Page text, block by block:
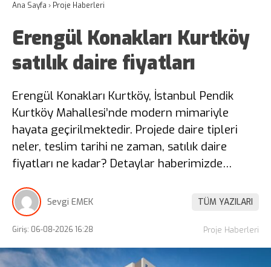
Ana Sayfa › Proje Haberleri
Erengül Konakları Kurtköy
satılık daire fiyatları
Erengül Konakları Kurtköy, İstanbul Pendik
Kurtköy Mahallesi’nde modern mimariyle
hayata geçirilmektedir. Projede daire tipleri
neler, teslim tarihi ne zaman, satılık daire
fiyatları ne kadar? Detaylar haberimizde…
Sevgi EMEK TÜM YAZILARI
Giriş: 06-08-2026 16:28 Proje Haberleri